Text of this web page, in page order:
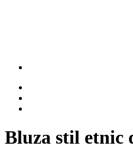
Bluza stil etnic